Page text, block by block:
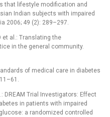
that lifestyle modification and
Indian subjects with impaired
2006; 49 (2): 289–297.
et al.: Translating the
in the general community.
of medical care in diabetes
DREAM Trial Investigators: Effect
in patients with impaired
a randomized controlled